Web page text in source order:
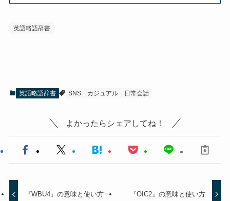
英語略語辞書
英語略語辞書 SNS カジュアル 日常会話
よかったらシェアしてね！
『WBU4』の意味と使い方 『OIC2』の意味と使い方